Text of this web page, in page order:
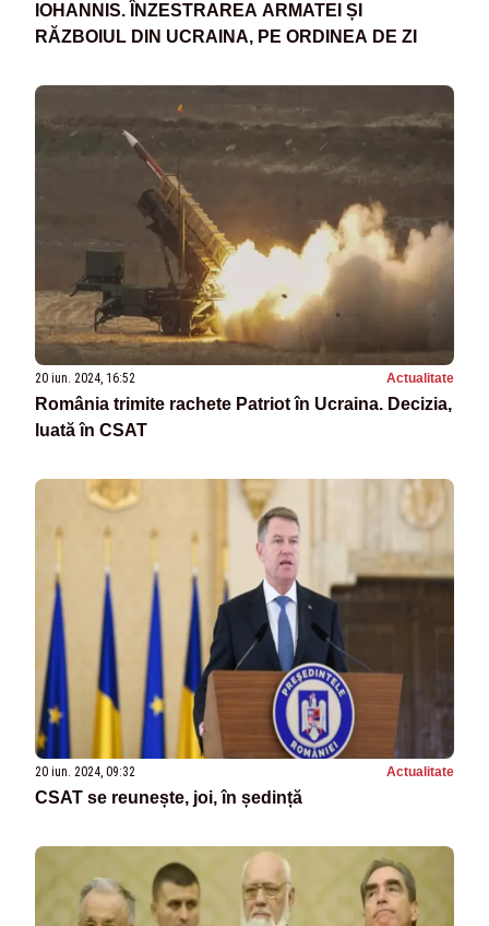
IOHANNIS. ÎNZESTRAREA ARMATEI ȘI
RĂZBOIUL DIN UCRAINA, PE ORDINEA DE ZI
20 iun. 2024, 16:52 Actualitate
România trimite rachete Patriot în Ucraina. Decizia,
luată în CSAT
20 iun. 2024, 09:32 Actualitate
CSAT se reunește, joi, în ședință